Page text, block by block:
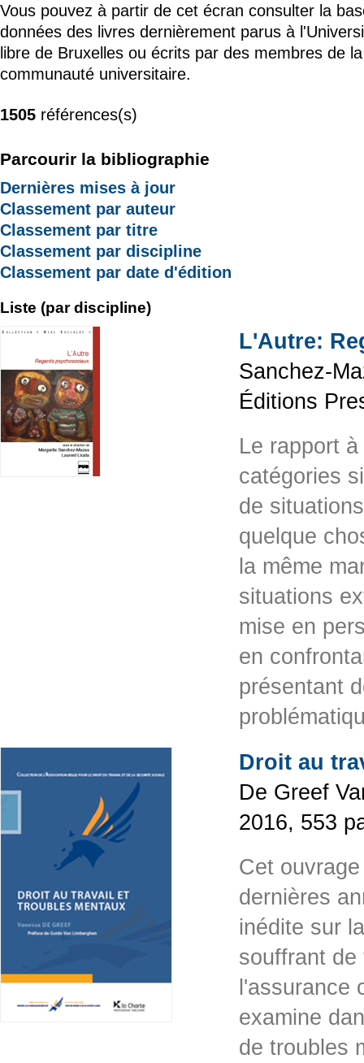
Vous pouvez à partir de cet écran consulter la
données des livres dernièrement parus à
libre de Bruxelles ou écrits par des membres de la
communauté universitaire.
1505 références(s)
Parcourir la bibliographie
Dernières mises à jour
Classement par auteur
Classement par titre
Classement par discipline
Classement par date d'édition
Liste (par discipline)
L'Autre:
Sanchez-
Éditions
Le rapport
catégories
de
quelque
la même
situations
mise en
en
présentant
Droit au
De Greef
2016, 553
Cet
dernières
inédite sur
souffrant de
l'assurance
examine
de troubles